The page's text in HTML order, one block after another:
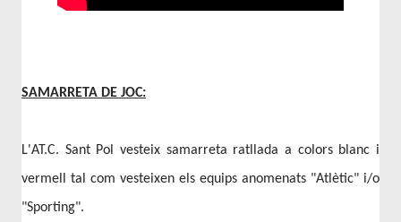
SAMARRETA DE JOC:
L'AT.C. Sant Pol vesteix samarreta ratllada a colors blanc i
vermell tal com vesteixen els equips anomenats "Atlètic" i/o
"Sporting".